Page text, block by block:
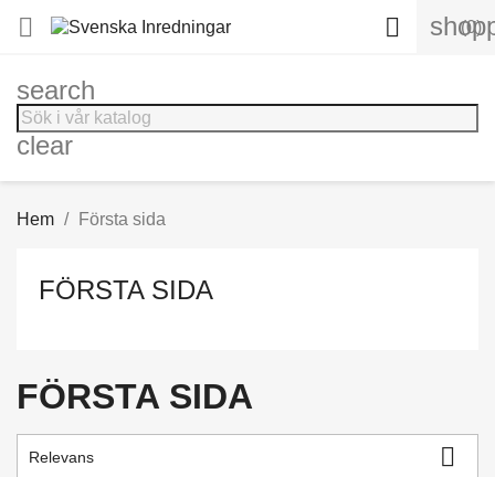
 (0)

search
clear
Hem Första sida
FÖRSTA SIDA
FÖRSTA SIDA
Relevans 